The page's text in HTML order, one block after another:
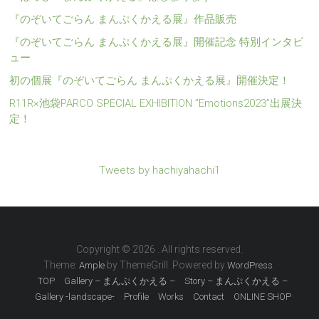
『のぞいてごらん まんぷくかえる展』作品販売
『のぞいてごらん まんぷくかえる展』開催記念 特別インタビ
ュー
初の個展『のぞいてごらん まんぷくかえる展』開催決定！
R11R×池袋PARCO SPECIAL EXHIBITION ”Emotions2023”出展決
定！
Tweets by hachiyahachi1
Copyright © 2026
. All rights reserved.
Theme:Ample by ThemeGrill. Powered byWordPress
TOP Gallery – まんぷくかえる –
Story – まんぷくかえる –
Gallery -landscape-
Profile Works Contact ONLINE SHOP